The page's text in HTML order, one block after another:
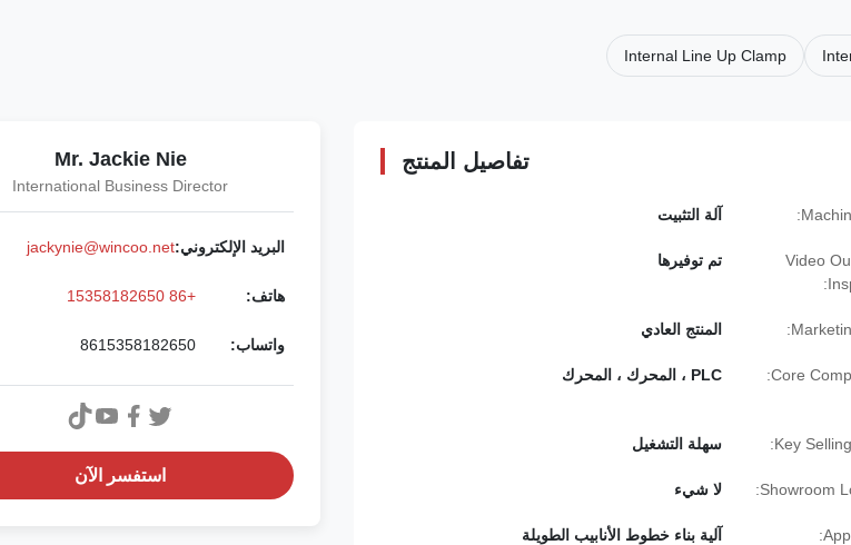
Internal Line Up Clamp
تفاصيل المنتج
آلة التثبيت
Video
تم توفيرها
المنتج العادي
Core PLC ، المحرك ، المحرك
Key سهلة التشغيل
Showroom لا شيء
آلية بناء خطوط الأنابيب الطويلة
Mr. Jackie Nie
International Business Director
البريد الإلكتروني:jackynie@wincoo.net
هاتف: +86 15358182650
واتساب: 8615358182650
استفسر الآن